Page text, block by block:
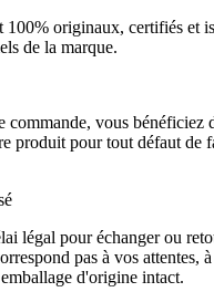
100% originaux, certifiés et
de la marque.
commande, vous bénéficiez
produit pour tout défaut de
légal pour échanger ou
pas à vos attentes,
d'origine intact.